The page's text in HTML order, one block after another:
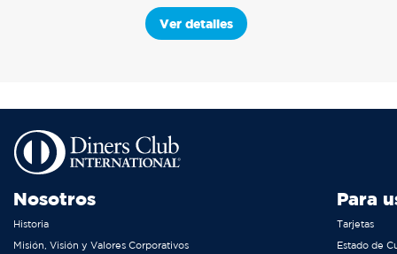
Ver detalles
Nosotros
Historia
Misión, Visión y Valores Corporativos
Para
Tarjetas
Estado de